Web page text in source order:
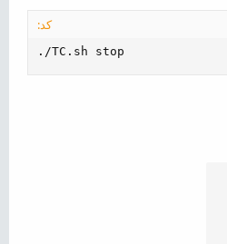
کد:
./TC.sh stop